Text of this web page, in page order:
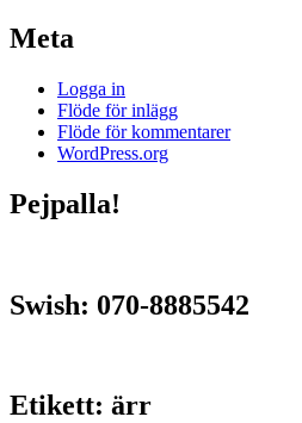
Meta
Logga in
Flöde för inlägg
Flöde för kommentarer
WordPress.org
Pejpalla!
Swish: 070-8885542
Etikett: ärr